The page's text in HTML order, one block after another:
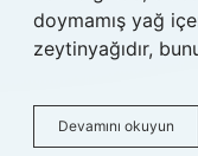
doymamış yağ
zeytinyağıdır,
Devamını okuyun